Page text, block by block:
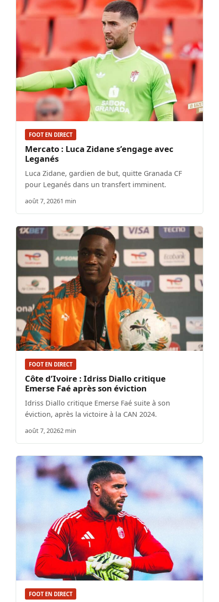
FOOT EN DIRECT
Mercato : Luca Zidane s’engage avec
Leganés
Luca Zidane, gardien de but, quitte Granada CF
pour Leganés dans un transfert imminent.
août 7, 20261 min
FOOT EN DIRECT
Côte d’Ivoire : Idriss Diallo critique
Emerse Faé après son éviction
Idriss Diallo critique Emerse Faé suite à son
éviction, après la victoire à la CAN 2024.
août 7, 20262 min
FOOT EN DIRECT